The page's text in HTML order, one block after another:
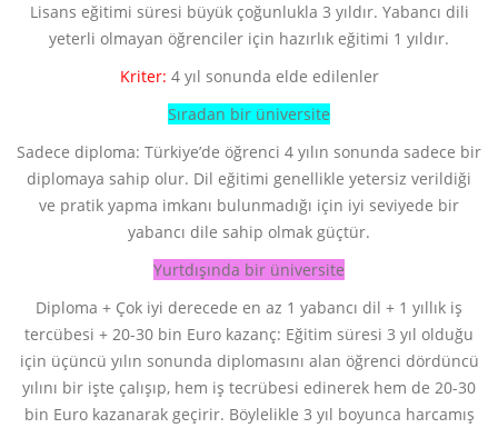
Lisans eğitimi süresi büyük çoğunlukla 3 yıldır. Yabancı dili
yeterli olmayan öğrenciler için hazırlık eğitimi 1 yıldır.
Kriter: 4 yıl sonunda elde edilenler
Sıradan bir üniversite
Sadece diploma: Türkiye’de öğrenci 4 yılın sonunda sadece bir
diplomaya sahip olur. Dil eğitimi genellikle yetersiz verildiği
ve pratik yapma imkanı bulunmadığı için iyi seviyede bir
yabancı dile sahip olmak güçtür.
Yurtdışında bir üniversite
Diploma + Çok iyi derecede en az 1 yabancı dil + 1 yıllık iş
tercübesi + 20-30 bin Euro kazanç: Eğitim süresi 3 yıl olduğu
için üçüncü yılın sonunda diplomasını alan öğrenci dördüncü
yılını bir işte çalışıp, hem iş tecrübesi edinerek hem de 20-30
bin Euro kazanarak geçirir. Böylelikle 3 yıl boyunca harcamış